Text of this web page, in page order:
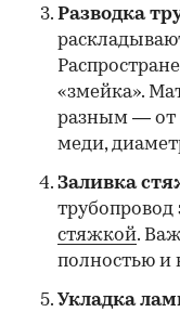
Разводка
«змейка».
разным — от
меди,
Заливка
трубопровод
стяжкой.
полностью и
Укладка